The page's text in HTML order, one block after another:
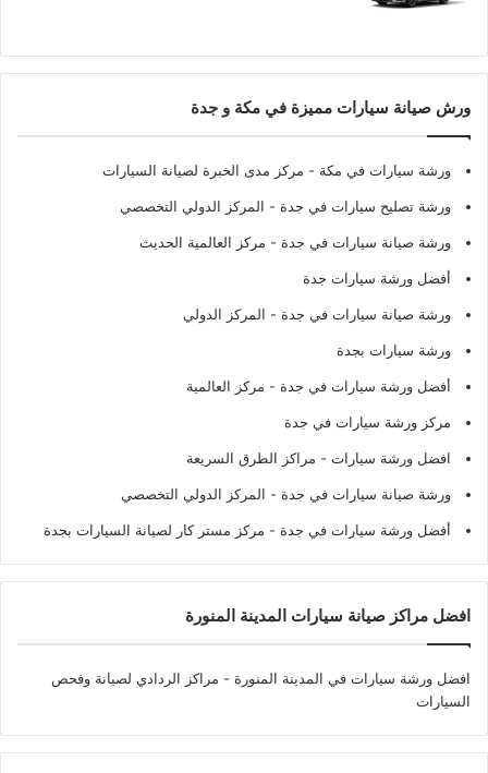
ورش صيانة سيارات مميزة في مكة و جدة
ورشة سيارات في مكة - مركز مدى الخبرة لصيانة السيارات
ورشة تصليح سيارات في جدة - المركز الدولي التخصصي
ورشة صيانة سيارات في جدة - مركز العالمية الحديث
أفضل ورشة سيارات جدة
ورشة صيانة سيارات في جدة - المركز الدولي
ورشة سيارات بجدة
أفضل ورشة سيارات في جدة - مركز العالمية
مركز ورشة سيارات في جدة
افضل ورشة سيارات - مراكز الطرق السريعة
ورشة صيانة سيارات في جدة - المركز الدولي التخصصي
أفضل ورشة سيارات في جدة - مركز مستر كار لصيانة السيارات بجدة
افضل مراكز صيانة سيارات المدينة المنورة
افضل ورشة سيارات في المدينة المنورة - مراكز الردادي لصيانة وفحص
السيارات